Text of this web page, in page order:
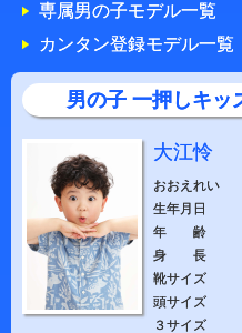
専属男の子モデル一覧
カンタン登録モデル一覧
男の子 一押しキッ
大江怜
おおえれい
生年月日
年 齢
身 長
靴サイズ
頭サイズ
３サイズ